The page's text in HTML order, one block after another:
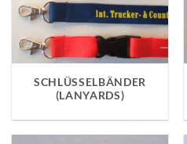
SCHLÜSSELBÄNDER
(LANYARDS)